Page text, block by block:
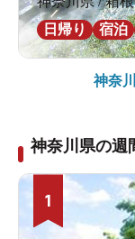
日帰り
宿泊
神奈
神奈川県の週
1